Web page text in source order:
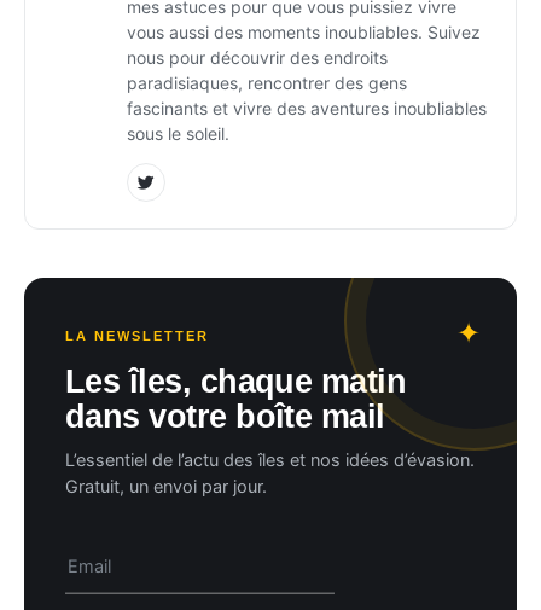
mes astuces pour que vous puissiez vivre
vous aussi des moments inoubliables. Suivez
nous pour découvrir des endroits
paradisiaques, rencontrer des gens
fascinants et vivre des aventures inoubliables
sous le soleil.
LA NEWSLETTER
Les îles, chaque matin
dans votre boîte mail
L’essentiel de l’actu des îles et nos idées d’évasion.
Gratuit, un envoi par jour.